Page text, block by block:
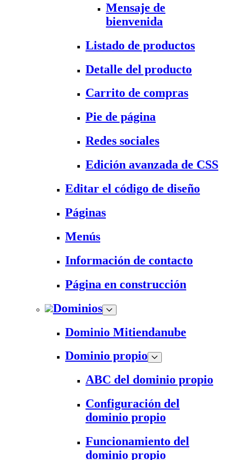
Mensaje de
bienvenida
Listado de productos
Detalle del producto
Carrito de compras
Pie de página
Redes sociales
Edición avanzada de CSS
Editar el código de diseño
Páginas
Menús
Información de contacto
Página en construcción
Dominios
Dominio Mitiendanube
Dominio propio
ABC del dominio propio
Configuración del
dominio propio
Funcionamiento del
dominio propio